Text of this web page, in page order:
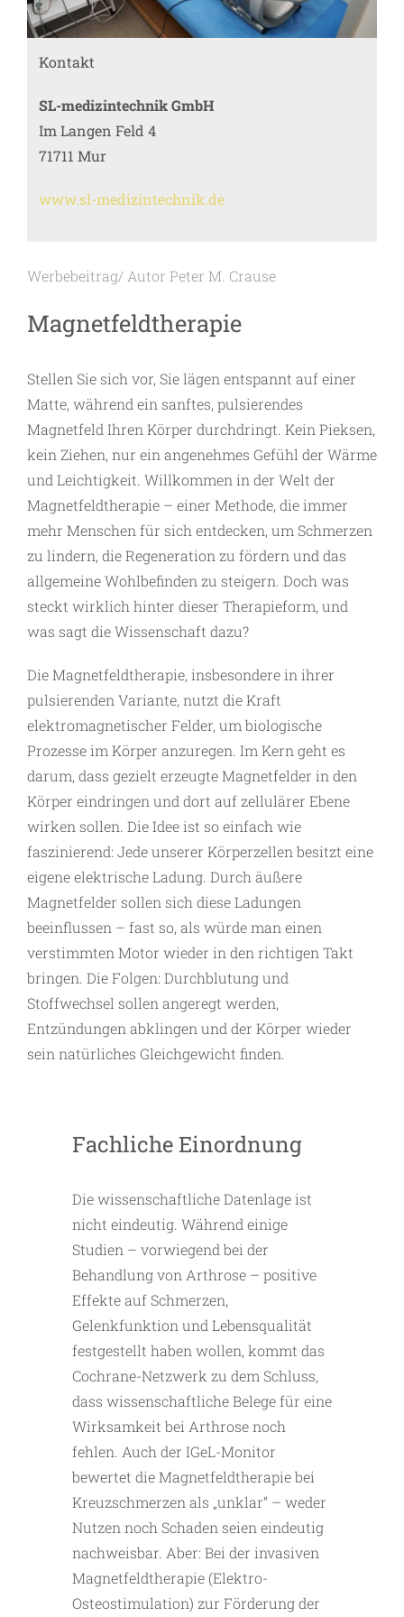
Kontakt
SL-medizintechnik GmbH
Im Langen Feld 4
71711 Mur
www.sl-medizintechnik.de
Werbebeitrag/ Autor Peter M. Crause
Magnetfeldtherapie
Stellen Sie sich vor, Sie lägen entspannt auf einer
Matte, während ein sanftes, pulsierendes
Magnetfeld Ihren Körper durchdringt. Kein Pieksen,
kein Ziehen, nur ein angenehmes Gefühl der Wärme
und Leichtigkeit. Willkommen in der Welt der
Magnetfeldtherapie – einer Methode, die immer
mehr Menschen für sich entdecken, um Schmerzen
zu lindern, die Regeneration zu fördern und das
allgemeine Wohlbefinden zu steigern. Doch was
steckt wirklich hinter dieser Therapieform, und
was sagt die Wissenschaft dazu?
Die Magnetfeldtherapie, insbesondere in ihrer
pulsierenden Variante, nutzt die Kraft
elektromagnetischer Felder, um biologische
Prozesse im Körper anzuregen. Im Kern geht es
darum, dass gezielt erzeugte Magnetfelder in den
Körper eindringen und dort auf zellulärer Ebene
wirken sollen. Die Idee ist so einfach wie
faszinierend: Jede unserer Körperzellen besitzt eine
eigene elektrische Ladung. Durch äußere
Magnetfelder sollen sich diese Ladungen
beeinflussen – fast so, als würde man einen
verstimmten Motor wieder in den richtigen Takt
bringen. Die Folgen: Durchblutung und
Stoffwechsel sollen angeregt werden,
Entzündungen abklingen und der Körper wieder
sein natürliches Gleichgewicht finden.
Fachliche Einordnung
Die wissenschaftliche Datenlage ist
nicht eindeutig. Während einige
Studien – vorwiegend bei der
Behandlung von Arthrose – positive
Effekte auf Schmerzen,
Gelenkfunktion und Lebensqualität
festgestellt haben wollen, kommt das
Cochrane-Netzwerk zu dem Schluss,
dass wissenschaftliche Belege für eine
Wirksamkeit bei Arthrose noch
fehlen. Auch der IGeL-Monitor
bewertet die Magnetfeldtherapie bei
Kreuzschmerzen als „unklar“ – weder
Nutzen noch Schaden seien eindeutig
nachweisbar. Aber: Bei der invasiven
Magnetfeldtherapie (Elektro-
Osteostimulation) zur Förderung der